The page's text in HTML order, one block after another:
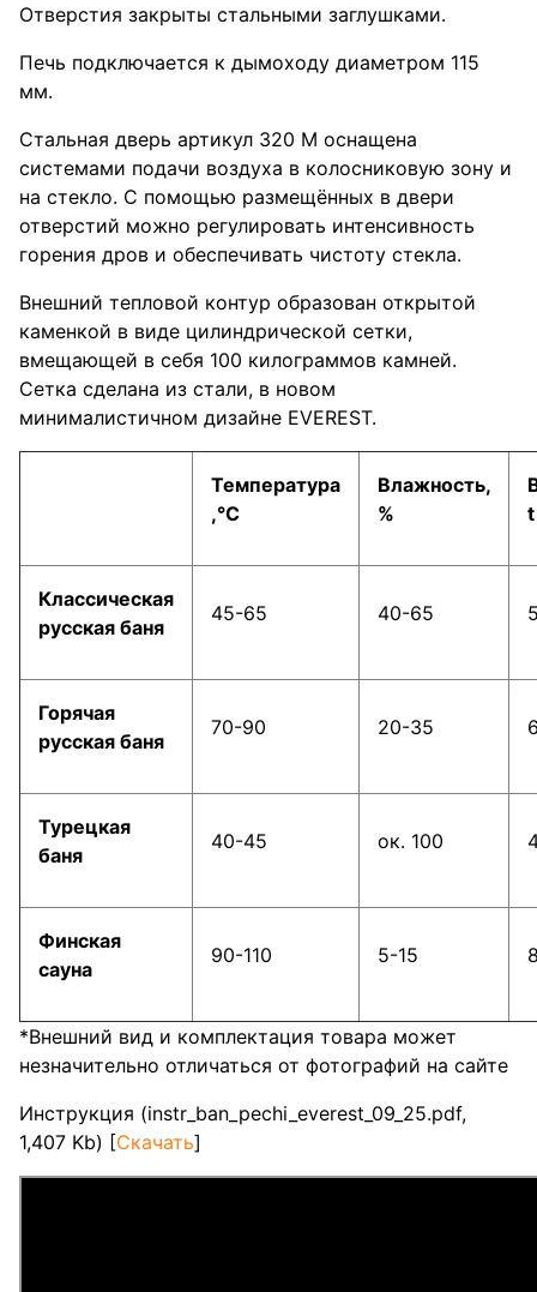
Отверстия закрыты стальными заглушками.
Печь подключается к дымоходу диаметром 115
мм.
Стальная дверь артикул 320 М оснащена
системами подачи воздуха в колосниковую зону и
на стекло. С помощью размещённых в двери
отверстий можно регулировать интенсивность
горения дров и обеспечивать чистоту стекла.
Внешний тепловой контур образован открытой
каменкой в виде цилиндрической сетки,
вмещающей в себя 100 килограммов камней.
Сетка сделана из стали, в новом
минималистичном дизайне EVEREST.
Температура
,°С
Влажность,
%
Классическая
русская баня
45-65 40-65
Горячая
русская баня
70-90 20-35
Турецкая
баня
40-45 ок. 100
Финская
сауна
90-110 5-15
*Внешний вид и комплектация товара может
незначительно отличаться от фотографий на сайте
Инструкция (instr_ban_pechi_everest_09_25.pdf,
1,407 Kb) [Скачать]